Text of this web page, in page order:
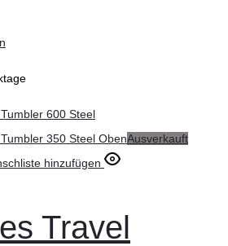
Ausverkauft
hinzufügen
Travel